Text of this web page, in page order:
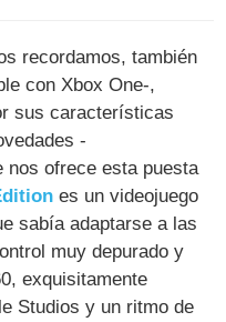
recordamos, también
con Xbox One-,
sus características
-
nos ofrece esta puesta
es un videojuego
sabía adaptarse a las
muy depurado y
exquisitamente
Studios y un ritmo de